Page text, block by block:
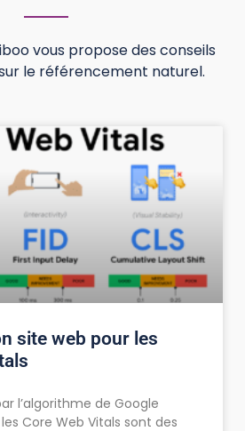
vous propose des conseils
le référencement naturel.
site web pour les
l’algorithme de Google
Core Web Vitals sont des